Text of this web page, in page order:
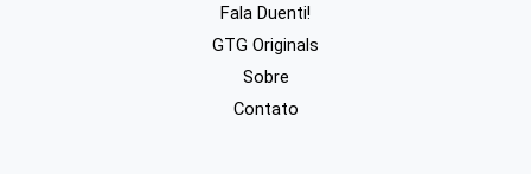
Fala Duenti!
GTG Originals
Sobre
Contato